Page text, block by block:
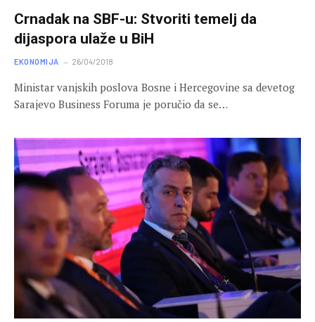
Crnadak na SBF-u: Stvoriti temelj da
dijaspora ulaže u BiH
EKONOMIJA 26/04/2018
Ministar vanjskih poslova Bosne i Hercegovine sa devetog
Sarajevo Business Foruma je poručio da se…